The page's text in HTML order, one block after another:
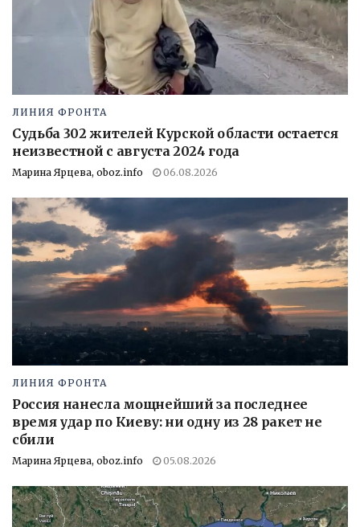
ЛИНИЯ ФРОНТА
Судьба 302 жителей Курской области остается
неизвестной с августа 2024 года
Марина Ярцева, oboz.info 06.08.2026
ЛИНИЯ ФРОНТА
Россия нанесла мощнейший за последнее
время удар по Киеву: ни одну из 28 ракет не
сбили
Марина Ярцева, oboz.info 05.08.2026